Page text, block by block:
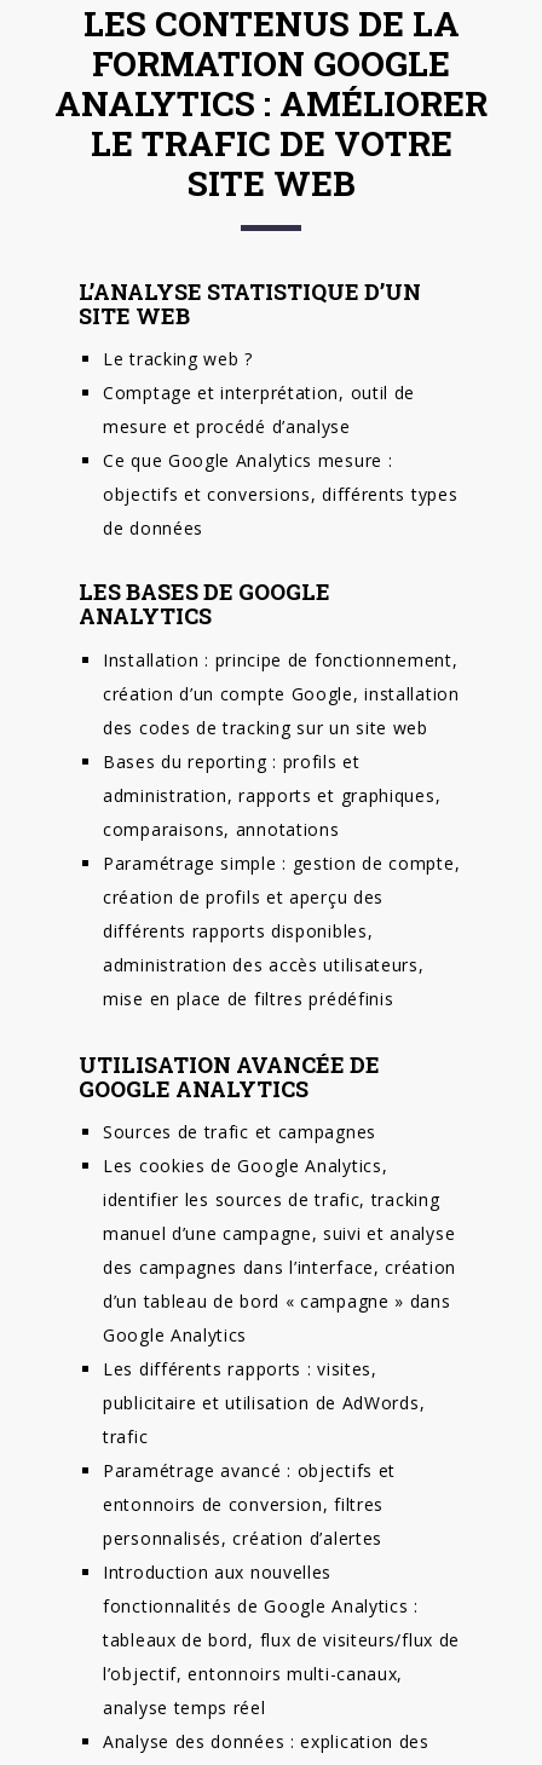
LES CONTENUS DE LA
FORMATION GOOGLE
ANALYTICS : AMÉLIORER
LE TRAFIC DE VOTRE
SITE WEB
L’ANALYSE STATISTIQUE D’UN
SITE WEB
Le tracking web ?
Comptage et interprétation, outil de
mesure et procédé d’analyse
Ce que Google Analytics mesure :
objectifs et conversions, différents types
de données
LES BASES DE GOOGLE
ANALYTICS
Installation : principe de fonctionnement,
création d’un compte Google, installation
des codes de tracking sur un site web
Bases du reporting : profils et
administration, rapports et graphiques,
comparaisons, annotations
Paramétrage simple : gestion de compte,
création de profils et aperçu des
différents rapports disponibles,
administration des accès utilisateurs,
mise en place de filtres prédéfinis
UTILISATION AVANCÉE DE
GOOGLE ANALYTICS
Sources de trafic et campagnes
Les cookies de Google Analytics,
identifier les sources de trafic, tracking
manuel d’une campagne, suivi et analyse
des campagnes dans l’interface, création
d’un tableau de bord « campagne » dans
Google Analytics
Les différents rapports : visites,
publicitaire et utilisation de AdWords,
trafic
Paramétrage avancé : objectifs et
entonnoirs de conversion, filtres
personnalisés, création d’alertes
Introduction aux nouvelles
fonctionnalités de Google Analytics :
tableaux de bord, flux de visiteurs/flux de
l’objectif, entonnoirs multi-canaux,
analyse temps réel
Analyse des données : explication des